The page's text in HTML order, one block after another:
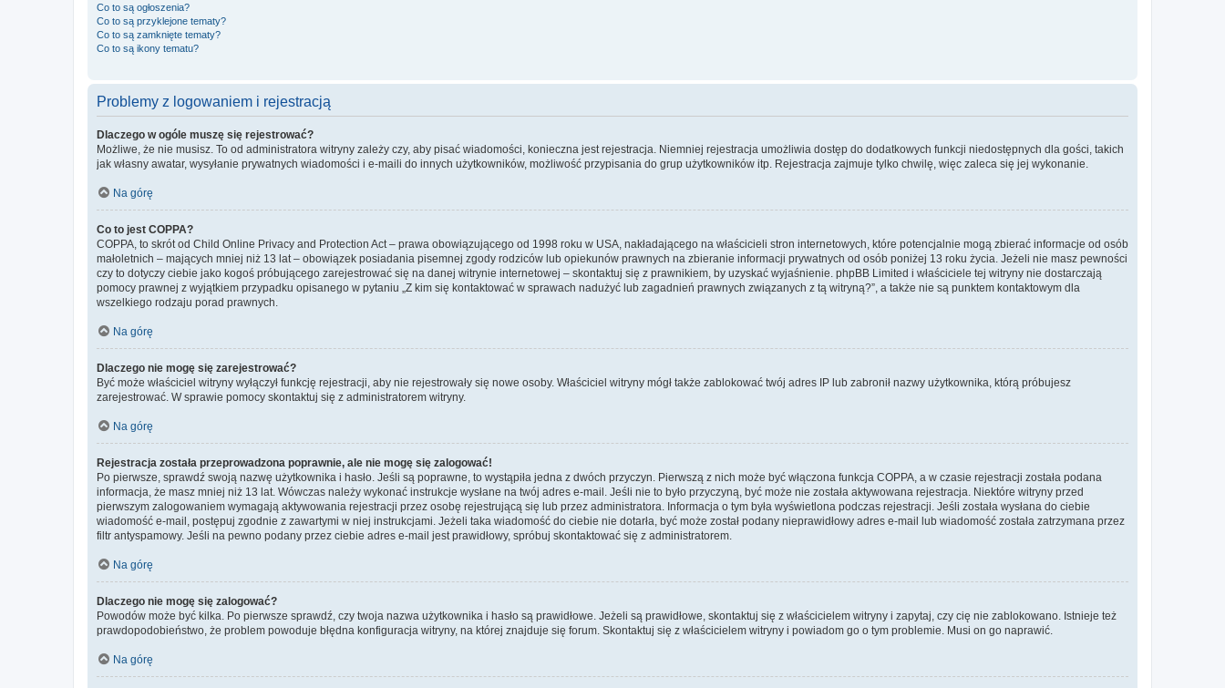
Co to są ogłoszenia?
Co to są przyklejone tematy?
Co to są zamknięte tematy?
Co to są ikony tematu?
Problemy z logowaniem i rejestracją
Dlaczego w ogóle muszę się rejestrować?
Możliwe, że nie musisz. To od administratora witryny zależy czy, aby pisać wiadomości, konieczna jest rejestracja. Niemniej rejestracja umożliwia dostęp do dodatkowych funkcji niedostępnych dla gości, takich
jak własny awatar, wysyłanie prywatnych wiadomości i e-maili do innych użytkowników, możliwość przypisania do grup użytkowników itp. Rejestracja zajmuje tylko chwilę, więc zaleca się jej wykonanie.
Na górę
Co to jest COPPA?
COPPA, to skrót od Child Online Privacy and Protection Act – prawa obowiązującego od 1998 roku w USA, nakładającego na właścicieli stron internetowych, które potencjalnie mogą zbierać informacje od osób
małoletnich – mających mniej niż 13 lat – obowiązek posiadania pisemnej zgody rodziców lub opiekunów prawnych na zbieranie informacji prywatnych od osób poniżej 13 roku życia. Jeżeli nie masz pewności
czy to dotyczy ciebie jako kogoś próbującego zarejestrować się na danej witrynie internetowej – skontaktuj się z prawnikiem, by uzyskać wyjaśnienie. phpBB Limited i właściciele tej witryny nie dostarczają
pomocy prawnej z wyjątkiem przypadku opisanego w pytaniu „Z kim się kontaktować w sprawach nadużyć lub zagadnień prawnych związanych z tą witryną?”, a także nie są punktem kontaktowym dla
wszelkiego rodzaju porad prawnych.
Na górę
Dlaczego nie mogę się zarejestrować?
Być może właściciel witryny wyłączył funkcję rejestracji, aby nie rejestrowały się nowe osoby. Właściciel witryny mógł także zablokować twój adres IP lub zabronił nazwy użytkownika, którą próbujesz
zarejestrować. W sprawie pomocy skontaktuj się z administratorem witryny.
Na górę
Rejestracja została przeprowadzona poprawnie, ale nie mogę się zalogować!
Po pierwsze, sprawdź swoją nazwę użytkownika i hasło. Jeśli są poprawne, to wystąpiła jedna z dwóch przyczyn. Pierwszą z nich może być włączona funkcja COPPA, a w czasie rejestracji została podana
informacja, że masz mniej niż 13 lat. Wówczas należy wykonać instrukcje wysłane na twój adres e-mail. Jeśli nie to było przyczyną, być może nie została aktywowana rejestracja. Niektóre witryny przed
pierwszym zalogowaniem wymagają aktywowania rejestracji przez osobę rejestrującą się lub przez administratora. Informacja o tym była wyświetlona podczas rejestracji. Jeśli została wysłana do ciebie
wiadomość e-mail, postępuj zgodnie z zawartymi w niej instrukcjami. Jeżeli taka wiadomość do ciebie nie dotarła, być może został podany nieprawidłowy adres e-mail lub wiadomość została zatrzymana przez
filtr antyspamowy. Jeśli na pewno podany przez ciebie adres e-mail jest prawidłowy, spróbuj skontaktować się z administratorem.
Na górę
Dlaczego nie mogę się zalogować?
Powodów może być kilka. Po pierwsze sprawdź, czy twoja nazwa użytkownika i hasło są prawidłowe. Jeżeli są prawidłowe, skontaktuj się z właścicielem witryny i zapytaj, czy cię nie zablokowano. Istnieje też
prawdopodobieństwo, że problem powoduje błędna konfiguracja witryny, na której znajduje się forum. Skontaktuj się z właścicielem witryny i powiadom go o tym problemie. Musi on go naprawić.
Na górę